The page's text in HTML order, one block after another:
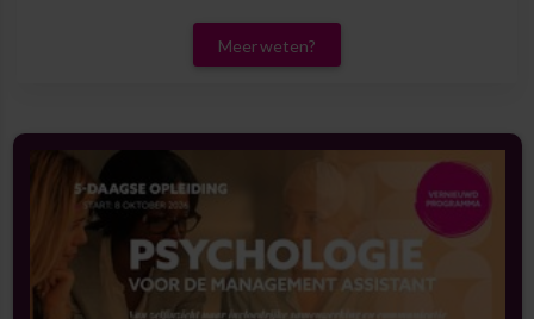
Meer weten?